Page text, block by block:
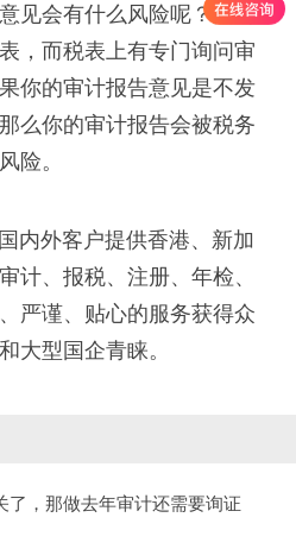
见会有什么风险呢？ 因为
，而税表上有专门询问审
你的审计报告意见是不发
么你的审计报告会被税务
险。
内外客户提供香港、新加
计、报税、注册、年检、
严谨、贴心的服务获得众
大型国企青睐。
了，那做去年审计还需要询证